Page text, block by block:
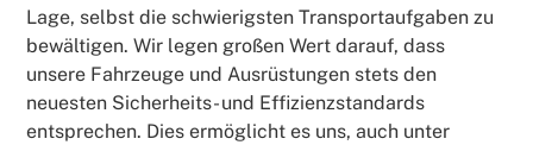
Lage, selbst die schwierigsten Transportaufgaben zu
bewältigen. Wir legen großen Wert darauf, dass
unsere Fahrzeuge und Ausrüstungen stets den
neuesten Sicherheits- und Effizienzstandards
entsprechen. Dies ermöglicht es uns, auch unter